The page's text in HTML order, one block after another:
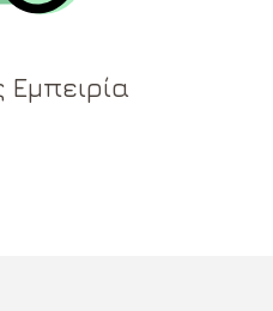
Εμπειρία